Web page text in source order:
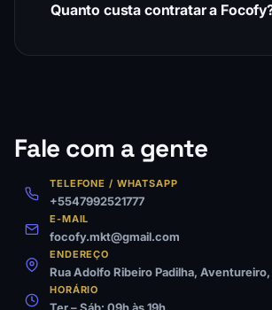
Quanto custa contratar a
Fale com a gente
TELEFONE / WHATSAPP
+5547992521777
E-MAIL
focofy.mkt@gmail.com
ENDEREÇO
Rua Adolfo Ribeiro Padilha,
HORÁRIO